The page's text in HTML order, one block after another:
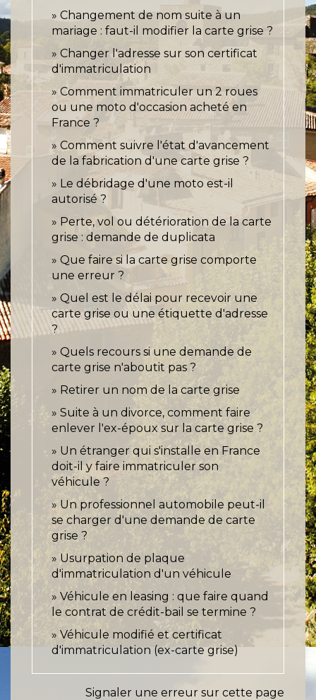
Changement de nom suite à un
mariage : faut-il modifier la carte grise ?
Changer l'adresse sur son certificat
d'immatriculation
Comment immatriculer un 2 roues
ou une moto d'occasion acheté en
France ?
Comment suivre l'état d'avancement
de la fabrication d'une carte grise ?
Le débridage d'une moto est-il
autorisé ?
Perte, vol ou détérioration de la carte
grise : demande de duplicata
Que faire si la carte grise comporte
une erreur ?
Quel est le délai pour recevoir une
carte grise ou une étiquette d'adresse
?
Quels recours si une demande de
carte grise n'aboutit pas ?
Retirer un nom de la carte grise
Suite à un divorce, comment faire
enlever l'ex-époux sur la carte grise ?
Un étranger qui s'installe en France
doit-il y faire immatriculer son
véhicule ?
Un professionnel automobile peut-il
se charger d'une demande de carte
grise ?
Usurpation de plaque
d'immatriculation d'un véhicule
Véhicule en leasing : que faire quand
le contrat de crédit-bail se termine ?
Véhicule modifié et certificat
d'immatriculation (ex-carte grise)
Signaler une erreur sur cette page